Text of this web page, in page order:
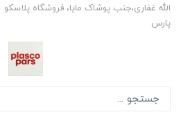
الله غفاری،جنب پوشاک مایا، فروشگاه پلاسکو
پارس